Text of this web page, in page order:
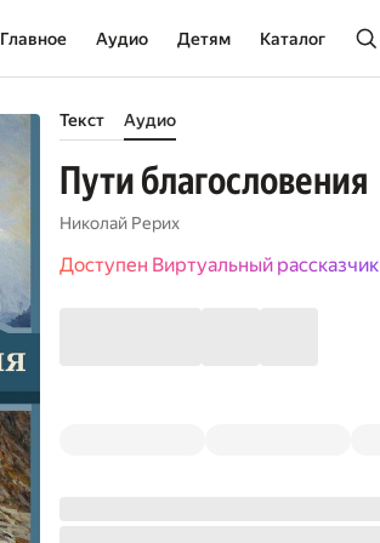
Главное Аудио Детям Каталог
Текст Аудио
Пути благословения
Николай Рерих
Доступен Виртуальный рассказчик